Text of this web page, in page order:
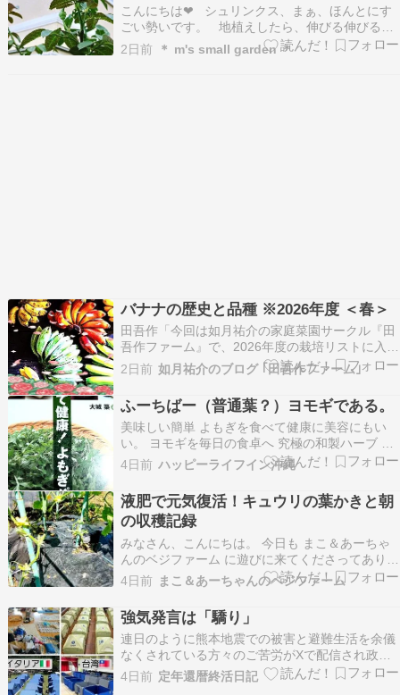
こんにちは❤ シュリンクス、まぁ、ほんとにす
ごい勢いです。 地植えしたら、伸びる伸びる！
昨年もすごかったですけど 今年もシュートがどん
どん伸びて 切ってもまた伸びる！ 先日、咲いた
2日前 ＊ m's small garden ＊
バナナの歴史と品種 ※2026年度 ＜春＞
田吾作「今回は如月祐介の家庭菜園サークル『田
吾作ファーム』で、2026年度の栽培リストに入れ
たバナナの歴史と品種を紹介する。」「バナナは
東南アジア原産でバショウ科バショウ属の植物で
ある。」「名称はウォルフ語のバナンナ
(banaana) が由来で、和名では芭蕉 (ばしょう)
と…
2日前 如月祐介のブログ ｢田吾作ファーム｣
ふーちばー（普通葉？）ヨモギである。
美味しい簡単 よもぎを食べて健康に美容にもい
い。 ヨモギを毎日の食卓へ 究極の和製ハーブ 香
りやアクにも健康の秘密がヨモギは栄養が優れた
健康野菜。 ビタミン,ミネラルたっぷり、春から
秋まで楽しめる。 多彩な料理に、ご飯おかず飲み
物、調味料にも。 沖縄では身近な野菜。 沖縄に
学ぶ…
4日前 ハッピーライフイン沖縄
液肥で元気復活！キュウリの葉かきと朝
の収穫記録
みなさん、こんにちは。 今日も まこ＆あーちゃ
んのベジファーム に遊びに来てくださってありが
とうございます???????? 今朝の収穫はキュウ
リ！今朝は、畑に出た瞬間にキラッと光るキュウ
リが目に入りました。 昨日ハイポネックスの液肥
をあげたおかげか、株全体が少し元気を取り戻し
た…
4日前 まこ＆あーちゃんのベジファーム
強気発言は「驕り」
連日のように熊本地震での被害と避難生活を余儀
なくされている方々のご苦労がXで配信され政府
による海外における避難生活支援と日本の避難生
活支援の差が浮き彫りとなり画像で配信される。
4日前 定年還暦終活日記